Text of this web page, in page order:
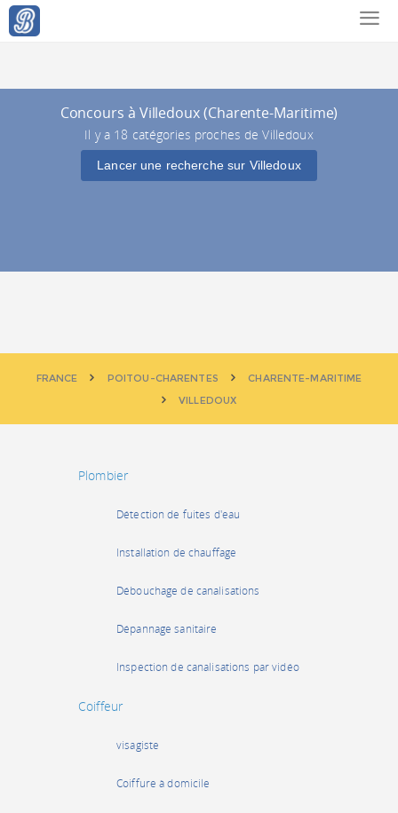
Concours à Villedoux (Charente-Maritime)
Il y a 18 catégories proches de Villedoux
Lancer une recherche sur Villedoux
FRANCE POITOU-CHARENTES
CHARENTE-MARITIME
VILLEDOUX
Plombier
Détection de fuites d'eau
Installation de chauffage
Débouchage de canalisations
Dépannage sanitaire
Inspection de canalisations par vidéo
Coiffeur
visagiste
Coiffure à domicile